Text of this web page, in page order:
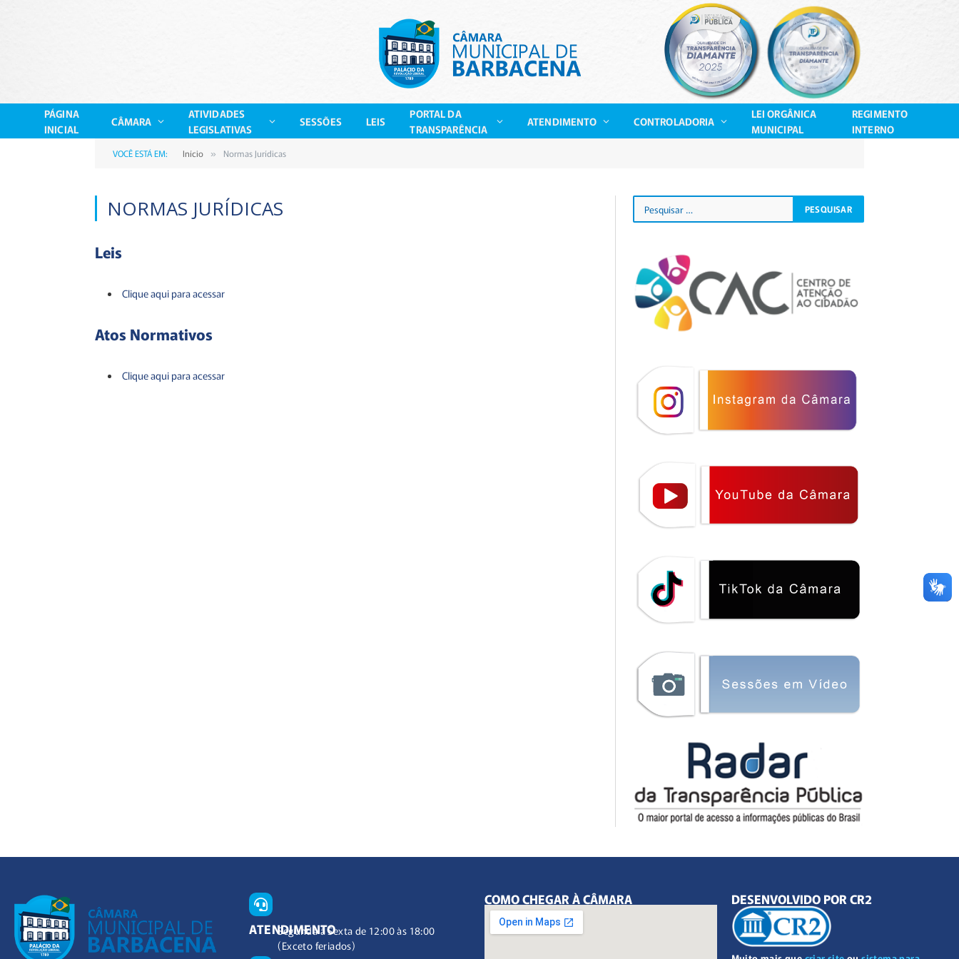
PÁGINA
INICIAL
CÂMARA
ATIVIDADES
LEGISLATIVAS
SESSÕES LEIS
PORTAL DA
TRANSPARÊNCIA
ATENDIMENTO CONTROLADORIA
LEI ORGÂNICA
MUNICIPAL
REGIMENTO
INTERNO
VOCÊ ESTÁ EM: Início » Normas Jurídicas
NORMAS JURÍDICAS
Leis
Clique aqui para acessar
Atos Normativos
Clique aqui para acessar
ATENDIMENTO
Segunda à Sexta de 12:00 às 18:00
(Exceto feriados)
COMO CHEGAR À CÂMARA DESENVOLVIDO POR CR2